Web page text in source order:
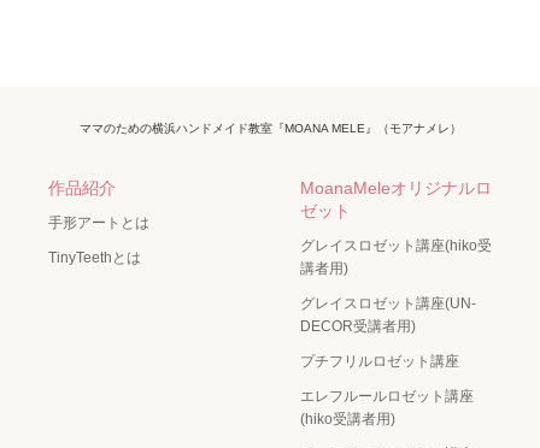
ママのための横浜ハンドメイド教室『MOANA MELE』（モアナメレ）
作品紹介
手形アートとは
TinyTeethとは
MoanaMeleオリジナルロ
ゼット
グレイスロゼット講座(hiko受
講者用)
グレイスロゼット講座(UN-
DECOR受講者用)
プチフリルロゼット講座
エレフルールロゼット講座
(hiko受講者用)